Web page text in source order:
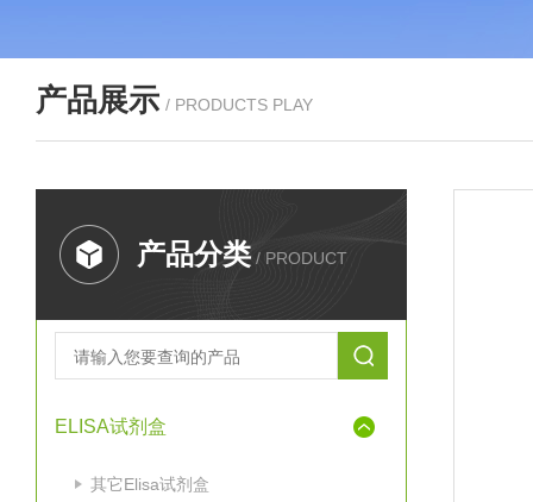
产品展示 / PRODUCTS PLAY
产品分类 / PRODUCT
ELISA试剂盒
其它Elisa试剂盒